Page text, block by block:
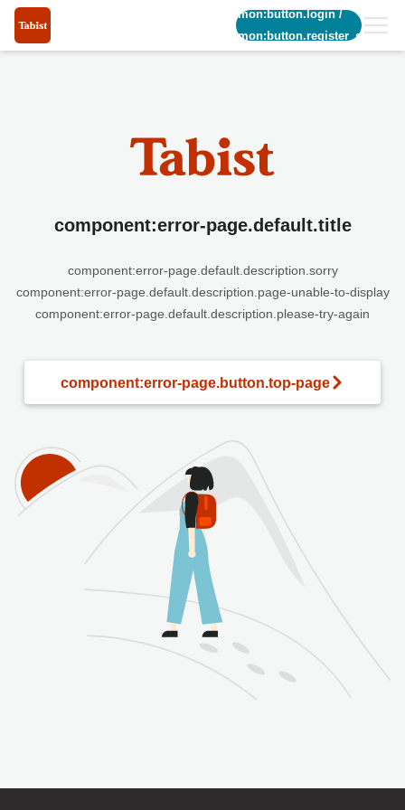
common:button.login/
common:button.register_short
component:error-page.default.title
component:error-page.default.description.sorry
component:error-page.default.description.page-unable-to-display
component:error-page.default.description.please-try-again
component:error-page.button.top-page